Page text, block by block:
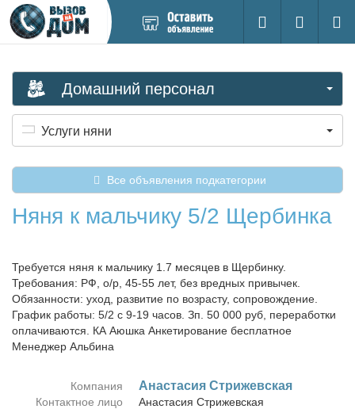
новое
Поиск
Вход на
Домашний персонал
Услуги няни
Все объявления подкатегории
Няня к мальчику 5/2 Щербинка
Требуется няня к мальчику 1.7 месяцев в Щербинку.
Требования: РФ, о/р, 45-55 лет, без вредных привычек.
Обязанности: уход, развитие по возрасту, сопровождение.
График работы: 5/2 с 9-19 часов. Зп. 50 000 руб, переработки
оплачиваются. КА Аюшка Анкетирование бесплатное
Менеджер Альбина
Компания Ана­ста­сия Стри­жев­ская
Контактное лицо Ана­ста­сия Стри­жев­ская